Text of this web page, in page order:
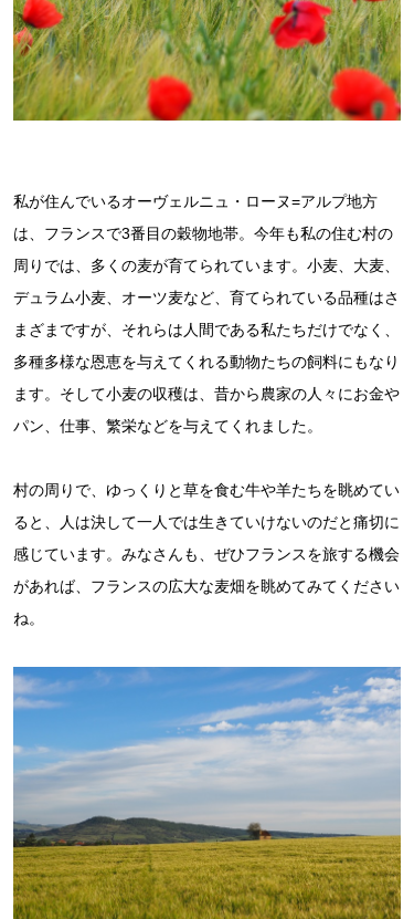
私が住んでいるオーヴェルニュ・ローヌ=アルプ地方
は、フランスで3番目の穀物地帯。今年も私の住む村の
周りでは、多くの麦が育てられています。小麦、大麦、
デュラム小麦、オーツ麦など、育てられている品種はさ
まざまですが、それらは人間である私たちだけでなく、
多種多様な恩恵を与えてくれる動物たちの飼料にもなり
ます。そして小麦の収穫は、昔から農家の人々にお金や
パン、仕事、繁栄などを与えてくれました。
村の周りで、ゆっくりと草を食む牛や羊たちを眺めてい
ると、人は決して一人では生きていけないのだと痛切に
感じています。みなさんも、ぜひフランスを旅する機会
があれば、フランスの広大な麦畑を眺めてみてください
ね。